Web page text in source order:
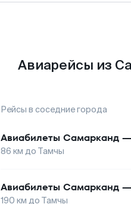
Авиарейсы из
Рейсы в соседние города
Авиабилеты Самарканд —
86 км до Тамчы
Авиабилеты Самарканд —
190 км до Тамчы